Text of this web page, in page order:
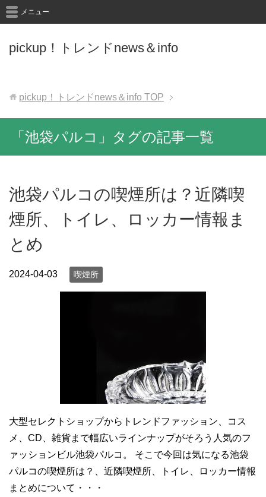
pickup！トレンドnews＆info
メニュー
pickup！トレンドnews＆info TOP
「池袋パルコ」タグの記事一覧
池袋パルコの喫煙所は？近隣喫
煙所、トイレ、ロッカー情報ま
とめ
2024-04-03 喫煙所
大型セレクトショップからトレンドファッション、コス
メ、CD、雑貨まで幅広いラインナップがそろう人気のフ
ァッションビル池袋パルコ。 そこで今回は気になる池袋
パルコの喫煙所は？、近隣喫煙所、トイレ、ロッカー情報
まとめについて・・・